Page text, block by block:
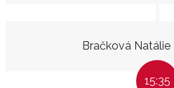
Bračková Natálie
15:35